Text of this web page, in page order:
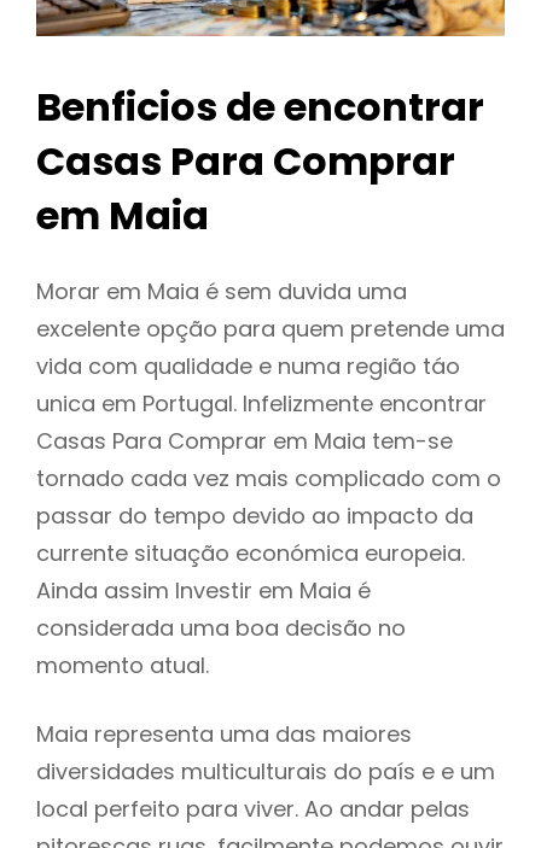
Benficios de encontrar
Casas Para Comprar
em Maia
Morar em Maia é sem duvida uma
excelente opção para quem pretende uma
vida com qualidade e numa região táo
unica em Portugal. Infelizmente encontrar
Casas Para Comprar em Maia tem-se
tornado cada vez mais complicado com o
passar do tempo devido ao impacto da
currente situação económica europeia.
Ainda assim Investir em Maia é
considerada uma boa decisão no
momento atual.
Maia representa uma das maiores
diversidades multiculturais do país e e um
local perfeito para viver. Ao andar pelas